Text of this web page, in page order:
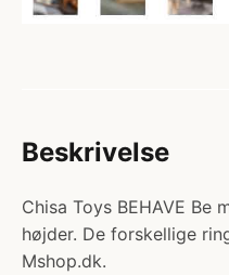
Beskrivelse
Chisa Toys BEHAVE Be
højder. De forskellige
Mshop.dk.